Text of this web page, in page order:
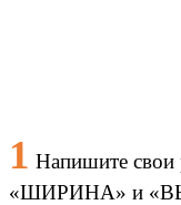
1 Напишите свои
«ШИРИНА» и «